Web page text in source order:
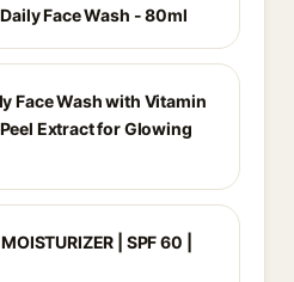
Face Wash - 80ml
Face Wash with Vitamin
Extract for Glowing
| SPF 60 |